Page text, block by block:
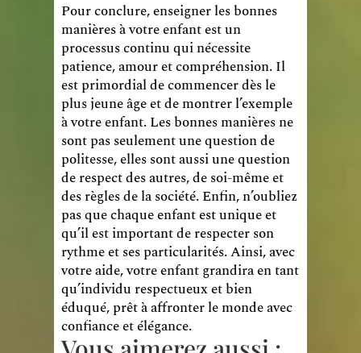
Pour conclure, enseigner les bonnes
manières à votre enfant est un
processus continu qui nécessite
patience, amour et compréhension. Il
est primordial de commencer dès le
plus jeune âge et de montrer l’exemple
à votre enfant. Les bonnes manières ne
sont pas seulement une question de
politesse, elles sont aussi une question
de respect des autres, de soi-même et
des règles de la société. Enfin, n’oubliez
pas que chaque enfant est unique et
qu’il est important de respecter son
rythme et ses particularités. Ainsi, avec
votre aide, votre enfant grandira en tant
qu’individu respectueux et bien
éduqué, prêt à affronter le monde avec
confiance et élégance.